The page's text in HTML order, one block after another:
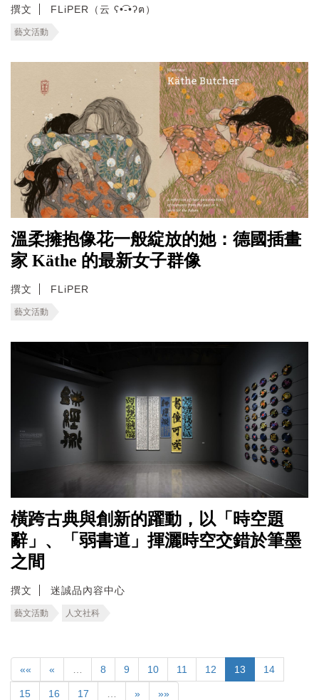
撰文 FLiPER（云 ʕ•͡-•ʔฅ）
藝文活動
溫柔擁抱像花一般綻放的她：德國插畫
家 Käthe 的最新女子群像
撰文 FLiPER
藝文活動
橫跨古典與創新的躍動，以「時空題
辭」、「弱書道」揮灑時空交錯於筆墨
之間
撰文 迷誠品內容中心
藝文活動 人文社科
«« « 8 9 10 11 12 13 14
15 16 17 » »»